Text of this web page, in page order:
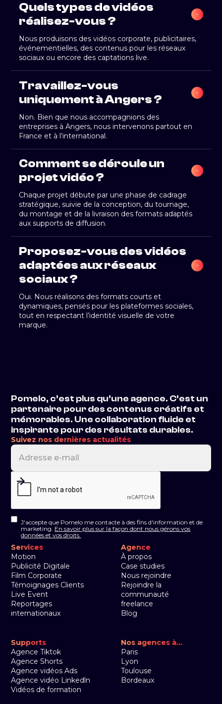
Quels types de vidéos
réalisez-vous ?
Nous produisons des vidéos corporate, publicitaires,
événementielles, des contenus pour les réseaux
sociaux ou encore des captations live.
Travaillez-vous
uniquement à Angers ?
Non. Bien que nous accompagnions des
entreprises à Angers, nous intervenons partout en
France et à l’international.
Comment se déroule un
projet vidéo ?
Chaque projet débute par une phase de cadrage
stratégique, suivie de la conception, du tournage,
du montage et de la livraison des formats adaptés
aux supports de diffusion.
Proposez-vous des vidéos
adaptées aux réseaux
sociaux ?
Oui. Nous réalisons des formats courts et
dynamiques, pensés pour les plateformes sociales,
tout en respectant l’identité visuelle de votre
marque.
Pomelo, c’est plus qu’une agence. C’est un
partenaire pour des contenus créatifs et
mémorables. Une collaboration fluide et
inspirante pour des résultats durables.
Suivez nos dernières actualités
J'accepte que Pomelo me contacte à des fins d'information et de
marketing. En savoir plus sur la façon dont nous gérons vos
données et vos droits.
Services
Motion
Publicité Digitale
Film Corporate
Témoignages Clients
Live Event
Reportages
internationaux
Agence
À propos
Case studies
Nous rejoindre
Rejoindre la
communauté
freelance
Blog
Supports
Agence Tiktok
Agence Shorts
Agence vidéos Ads
Agence vidéo Linkedln
Vidéos de formation
Nos agences à...
Paris
Lyon
Toulouse
Bordeaux